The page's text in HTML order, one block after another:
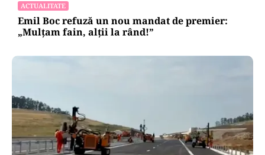
ACTUALITATE
Emil Boc refuză un nou mandat de premier:
„Mulțam fain, alții la rând!”